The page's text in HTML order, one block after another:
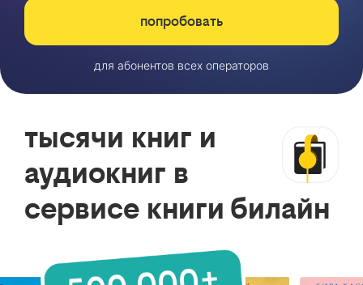
попробовать
для абонентов всех операторов
тысячи книг и
аудиокниг в
сервисе книги билайн